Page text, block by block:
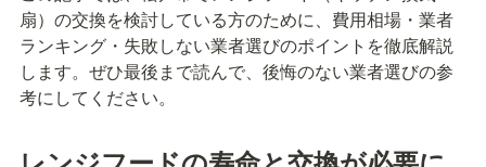
扇）の交換を検討している方のために、費用相場・業者
ランキング・失敗しない業者選びのポイントを徹底解説
します。ぜひ最後まで読んで、後悔のない業者選びの参
考にしてください。